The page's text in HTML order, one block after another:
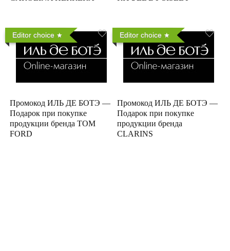
Editor choice
Промокод ИЛЬ ДЕ БОТЭ —
Подарок при покупке
продукции бренда TOM
FORD
Editor choice
Промокод ИЛЬ ДЕ БОТЭ —
Подарок при покупке
продукции бренда
CLARINS